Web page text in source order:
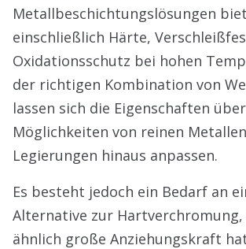
Metallbeschichtungslösungen
einschließlich Härte,
Oxidationsschutz bei hohen
der richtigen Kombination von
lassen sich die Eigenschaften
Möglichkeiten von reinen
Legierungen hinaus anpassen.
Es besteht jedoch ein Bedarf an
Alternative zur Hartverchromung,
ähnlich große Anziehungskraft